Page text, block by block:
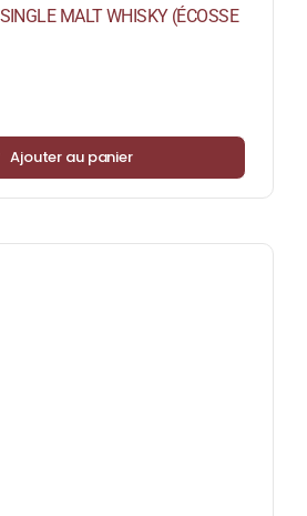
MALT WHISKY (ÉCOSSE
Ajouter au panier